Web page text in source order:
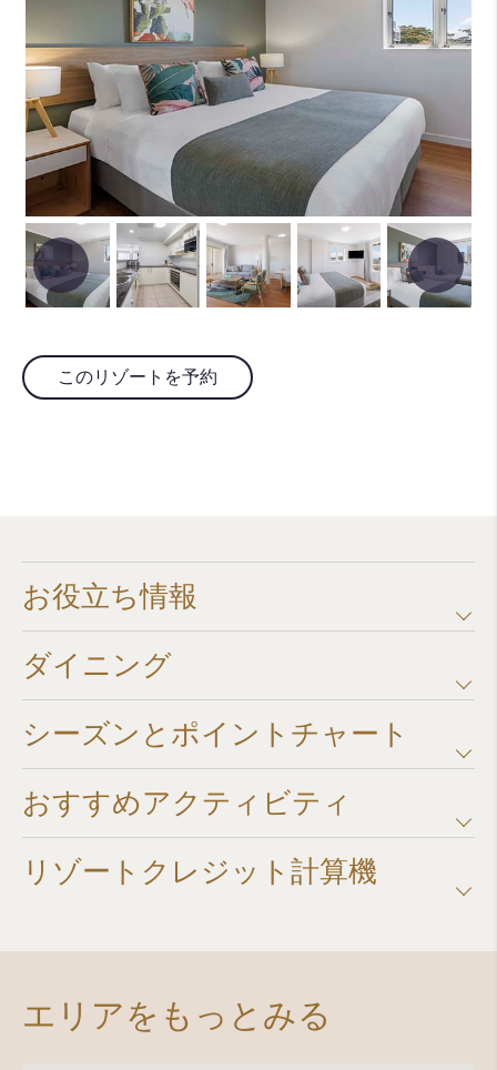
このリゾートを予約
お役立ち情報
ダイニング
シーズンとポイントチャート​
おすすめアクティビティ
リゾートクレジット計算機​
エリアをもっとみる